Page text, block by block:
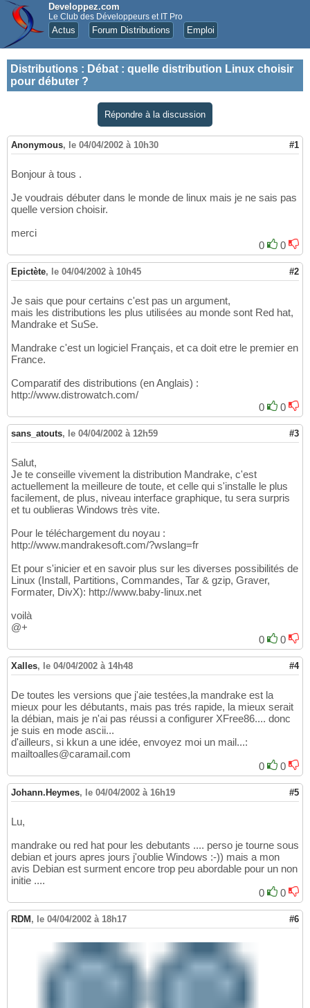
Developpez.com
Le Club des Développeurs et IT Pro
Actus Forum Distributions Emploi
Distributions : Débat : quelle distribution Linux choisir
pour débuter ?
Répondre à la discussion
Anonymous, le 04/04/2002 à 10h30 #1
Bonjour à tous .
Je voudrais débuter dans le monde de linux mais je ne sais pas
quelle version choisir.
merci
0
0
Epictète, le 04/04/2002 à 10h45 #2
Je sais que pour certains c'est pas un argument,
mais les distributions les plus utilisées au monde sont Red hat,
Mandrake et SuSe.
Mandrake c'est un logiciel Français, et ca doit etre le premier en
France.
Comparatif des distributions (en Anglais) :
http://www.distrowatch.com/
0
0
sans_atouts, le 04/04/2002 à 12h59 #3
Salut,
Je te conseille vivement la distribution Mandrake, c'est
actuellement la meilleure de toute, et celle qui s'installe le plus
facilement, de plus, niveau interface graphique, tu sera surpris
et tu oublieras Windows très vite.
Pour le téléchargement du noyau :
http://www.mandrakesoft.com/?wslang=fr
Et pour s'inicier et en savoir plus sur les diverses possibilités de
Linux (Install, Partitions, Commandes, Tar & gzip, Graver,
Formater, DivX): http://www.baby-linux.net
voilà
@+
0
0
Xalles, le 04/04/2002 à 14h48 #4
De toutes les versions que j'aie testées,la mandrake est la
mieux pour les débutants, mais pas trés rapide, la mieux serait
la débian, mais je n'ai pas réussi a configurer XFree86.... donc
je suis en mode ascii...
d'ailleurs, si kkun a une idée, envoyez moi un mail...:
mailtoalles@caramail.com
0
0
Johann.Heymes, le 04/04/2002 à 16h19 #5
Lu,
mandrake ou red hat pour les debutants .... perso je tourne sous
debian et jours apres jours j'oublie Windows :-)) mais a mon
avis Debian est surment encore trop peu abordable pour un non
initie ....
0
0
RDM , le 04/04/2002 à 18h17 #6